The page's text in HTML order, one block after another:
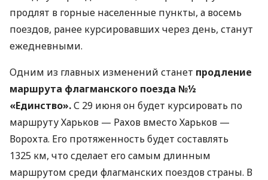
продлят в горные населенные пункты, а восемь
поездов, ранее курсировавших через день, станут
ежедневными.
Одним из главных изменений станет продление
маршрута флагманского поезда №½
«Единство».С 29 июня он будет курсировать по
маршруту Харьков — Рахов вместо Харьков —
Ворохта. Его протяженность будет составлять
1325 км, что сделает его самым длинным
маршрутом среди флагманских поездов страны. В